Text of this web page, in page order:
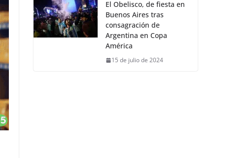
El Obelisco, de fiesta en
Buenos Aires tras
consagración de
Argentina en Copa
América
15 de julio de 2024